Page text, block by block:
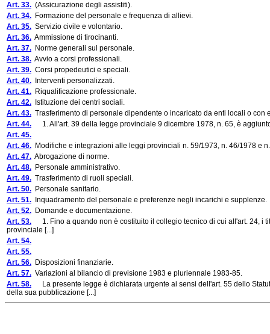
Art. 33. (Assicurazione degli assistiti).
Art. 34. Formazione del personale e frequenza di allievi.
Art. 35. Servizio civile e volontario.
Art. 36. Ammissione di tirocinanti.
Art. 37. Norme generali sul personale.
Art. 38. Avvio a corsi professionali.
Art. 39. Corsi propedeutici e speciali.
Art. 40. Interventi personalizzati.
Art. 41. Riqualificazione professionale.
Art. 42. Istituzione dei centri sociali.
Art. 43. Trasferimento di personale dipendente o incaricato da enti locali o con
Art. 44. 1. All'art. 39 della legge provinciale 9 dicembre 1978, n. 65, è
Art. 45.
Art. 46. Modifiche e integrazioni alle leggi provinciali n. 59/1973, n. 46/1978 e
Art. 47. Abrogazione di norme.
Art. 48. Personale amministrativo.
Art. 49. Trasferimento di ruoli speciali.
Art. 50. Personale sanitario.
Art. 51. Inquadramento del personale e preferenze negli incarichi e supplenze.
Art. 52. Domande e documentazione.
Art. 53. 1. Fino a quando non è costituito il collegio tecnico di cui all'art. 24, i
provinciale [...]
Art. 54.
Art. 55.
Art. 56. Disposizioni finanziarie.
Art. 57. Variazioni al bilancio di previsione 1983 e pluriennale 1983-85.
Art. 58. La presente legge è dichiarata urgente ai sensi dell'art. 55 dello
della sua pubblicazione [...]